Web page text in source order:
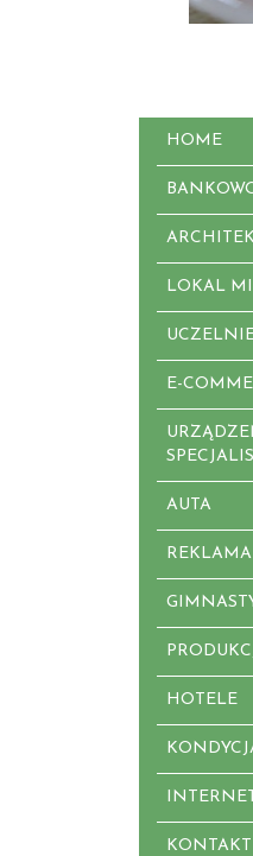
HOME
LOKAL
E-
AUTA
REKLAMA
HOTELE
INTERNET
KONTAKT